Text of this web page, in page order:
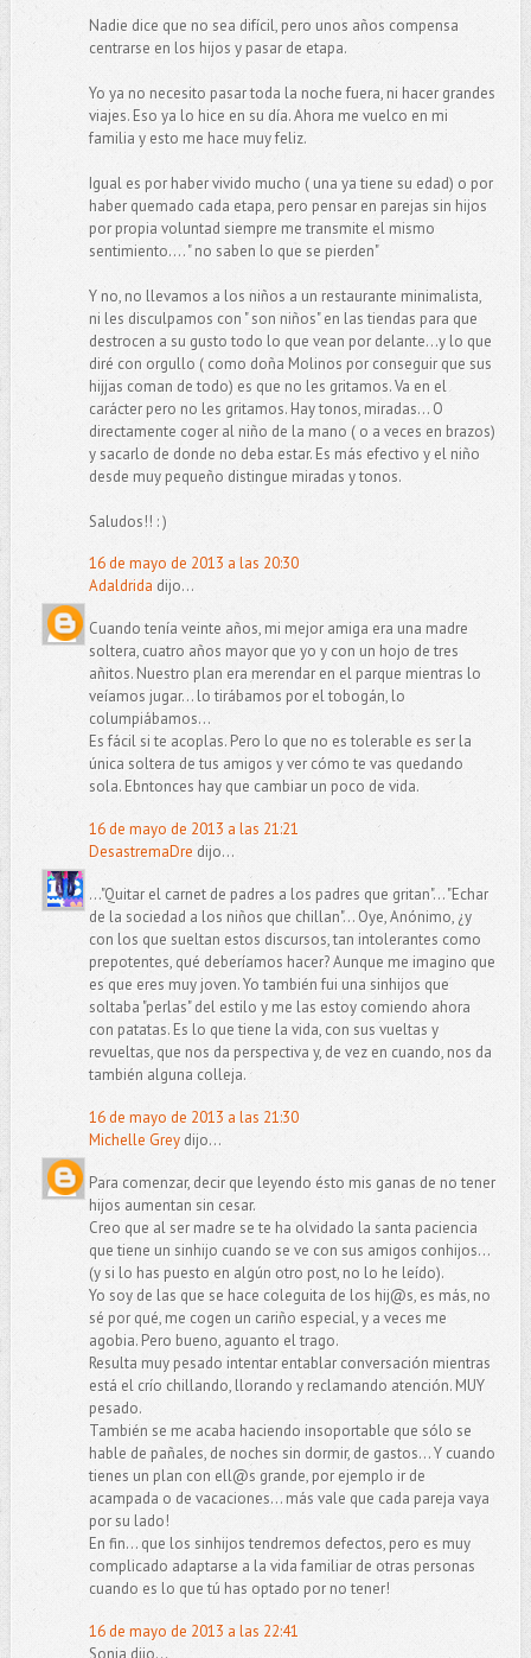
Nadie dice que no sea difícil, pero unos años compensa
centrarse en los hijos y pasar de etapa.
Yo ya no necesito pasar toda la noche fuera, ni hacer grandes
viajes. Eso ya lo hice en su día. Ahora me vuelco en mi
familia y esto me hace muy feliz.
Igual es por haber vivido mucho ( una ya tiene su edad) o por
haber quemado cada etapa, pero pensar en parejas sin hijos
por propia voluntad siempre me transmite el mismo
sentimiento.... " no saben lo que se pierden"
Y no, no llevamos a los niños a un restaurante minimalista,
ni les disculpamos con " son niños" en las tiendas para que
destrocen a su gusto todo lo que vean por delante...y lo que
diré con orgullo ( como doña Molinos por conseguir que sus
hijjas coman de todo) es que no les gritamos. Va en el
carácter pero no les gritamos. Hay tonos, miradas... O
directamente coger al niño de la mano ( o a veces en brazos)
y sacarlo de donde no deba estar. Es más efectivo y el niño
desde muy pequeño distingue miradas y tonos.
Saludos!! : )
16 de mayo de 2013 a las 20:30
Adaldrida dijo...
Cuando tenía veinte años, mi mejor amiga era una madre
soltera, cuatro años mayor que yo y con un hojo de tres
añitos. Nuestro plan era merendar en el parque mientras lo
veíamos jugar... lo tirábamos por el tobogán, lo
columpiábamos...
Es fácil si te acoplas. Pero lo que no es tolerable es ser la
única soltera de tus amigos y ver cómo te vas quedando
sola. Ebntonces hay que cambiar un poco de vida.
16 de mayo de 2013 a las 21:21
DesastremaDre dijo...
..."Quitar el carnet de padres a los padres que gritan"... "Echar
de la sociedad a los niños que chillan"... Oye, Anónimo, ¿y
con los que sueltan estos discursos, tan intolerantes como
prepotentes, qué deberíamos hacer? Aunque me imagino que
es que eres muy joven. Yo también fui una sinhijos que
soltaba "perlas" del estilo y me las estoy comiendo ahora
con patatas. Es lo que tiene la vida, con sus vueltas y
revueltas, que nos da perspectiva y, de vez en cuando, nos da
también alguna colleja.
16 de mayo de 2013 a las 21:30
Michelle Greydijo...
Para comenzar, decir que leyendo ésto mis ganas de no tener
hijos aumentan sin cesar.
Creo que al ser madre se te ha olvidado la santa paciencia
que tiene un sinhijo cuando se ve con sus amigos conhijos...
(y si lo has puesto en algún otro post, no lo he leído).
Yo soy de las que se hace coleguita de los hij@s, es más, no
sé por qué, me cogen un cariño especial, y a veces me
agobia. Pero bueno, aguanto el trago.
Resulta muy pesado intentar entablar conversación mientras
está el crío chillando, llorando y reclamando atención. MUY
pesado.
También se me acaba haciendo insoportable que sólo se
hable de pañales, de noches sin dormir, de gastos... Y cuando
tienes un plan con ell@s grande, por ejemplo ir de
acampada o de vacaciones... más vale que cada pareja vaya
por su lado!
En fin... que los sinhijos tendremos defectos, pero es muy
complicado adaptarse a la vida familiar de otras personas
cuando es lo que tú has optado por no tener!
16 de mayo de 2013 a las 22:41
Sonia dijo...